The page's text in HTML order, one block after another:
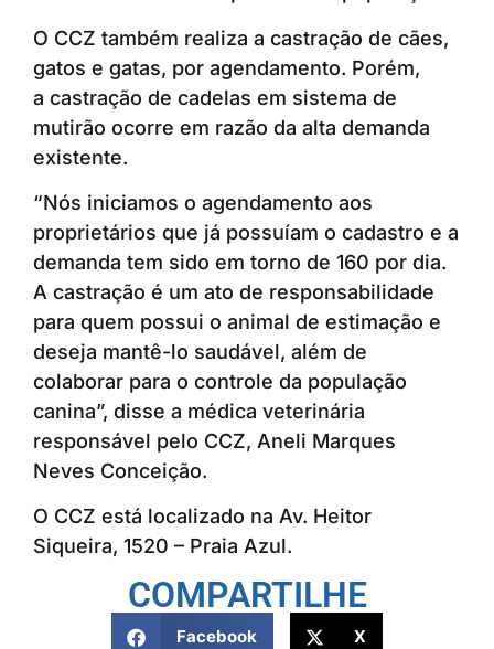
O CCZ também realiza a castração de cães,
gatos e gatas, por agendamento. Porém,
a castração de cadelas em sistema de
mutirão ocorre em razão da alta demanda
existente.
“Nós iniciamos o agendamento aos
proprietários que já possuíam o cadastro e a
demanda tem sido em torno de 160 por dia.
A castração é um ato de responsabilidade
para quem possui o animal de estimação e
deseja mantê-lo saudável, além de
colaborar para o controle da população
canina”, disse a médica veterinária
responsável pelo CCZ, Aneli Marques
Neves Conceição.
O CCZ está localizado na Av. Heitor
Siqueira, 1520 – Praia Azul.
COMPARTILHE
Facebook X